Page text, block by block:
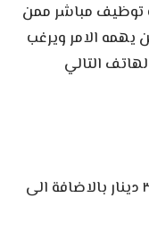
توظيف مباشر ممن
الامر ويرغب
التالي
وظائف في كبرى الشركات والراتب ٣٠٠ دينار بالاضافة الى